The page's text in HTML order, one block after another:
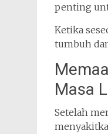
penting
Ketika
tumbuh
Masa
Setelah